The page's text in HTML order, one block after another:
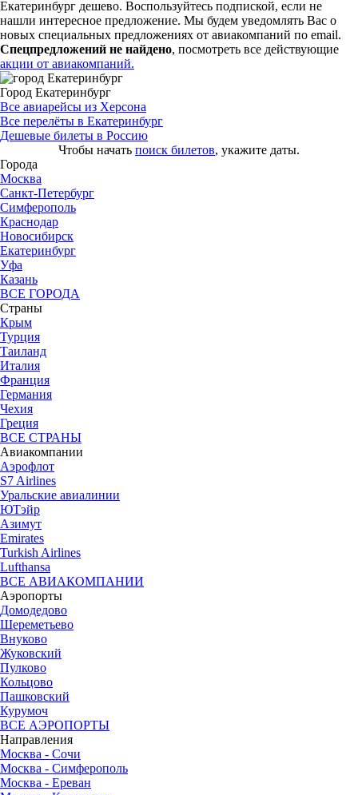
Екатеринбург дешево. Воспользуйтесь подпиской, если не
нашли интересное предложение. Мы будем уведомлять Вас о
новых специальных предложениях от авиакомпаний по email.
Спецпредложений не найдено, посмотреть все действующие
акции от авиакомпаний.
Город Екатеринбург
Все авиарейсы из Херсона
Все перелёты в Екатеринбург
Дешевые билеты в Россию
Чтобы начать поиск билетов, укажите даты.
Города
Москва
Санкт-Петербург
Симферополь
Краснодар
Новосибирск
Екатеринбург
Уфа
Казань
ВСЕ ГОРОДА
Страны
Крым
Турция
Таиланд
Италия
Франция
Германия
Чехия
Греция
ВСЕ СТРАНЫ
Авиакомпании
Аэрофлот
S7 Airlines
Уральские авиалинии
ЮТэйр
Азимут
Emirates
Turkish Airlines
Lufthansa
ВСЕ АВИАКОМПАНИИ
Аэропорты
Домодедово
Шереметьево
Внуково
Жуковский
Пулково
Кольцово
Пашковский
Курумоч
ВСЕ АЭРОПОРТЫ
Направления
Москва - Сочи
Москва - Симферополь
Москва - Ереван